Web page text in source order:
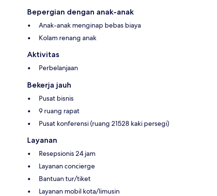
Bepergian dengan anak-anak
Anak-anak menginap bebas biaya
Kolam renang anak
Aktivitas
Perbelanjaan
Bekerja jauh
Pusat bisnis
9 ruang rapat
Pusat konferensi (ruang 21528 kaki persegi)
Layanan
Resepsionis 24 jam
Layanan concierge
Bantuan tur/tiket
Layanan mobil kota/limusin